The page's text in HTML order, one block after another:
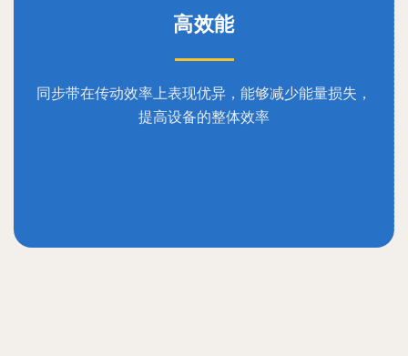
高效能
同步带在传动效率上表现优异，能够减少能量损失，
提高设备的整体效率